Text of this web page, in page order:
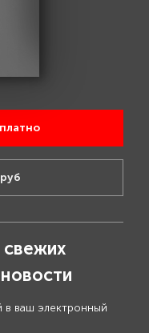
в ваш электронный